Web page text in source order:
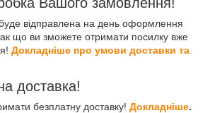
відправлена на день оформлення
що ви зможете отримати посилку вже
Докладніше про умови доставки та
доставка!
безплатну доставку! Докладніше.